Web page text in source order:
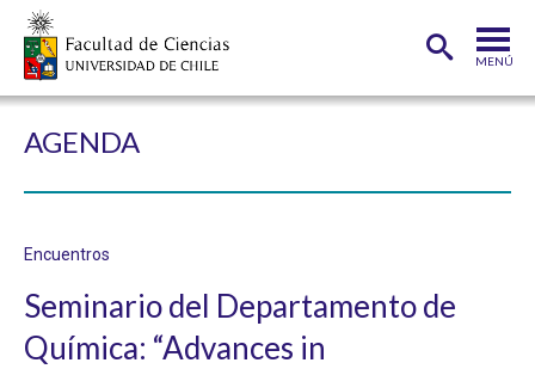
MENÚ
POSTGRADOS
AGENDA
Encuentros
Seminario del Departamento de
Química: “Advances in